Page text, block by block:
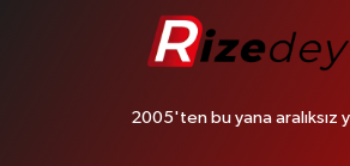
2005'ten bu yana aralıksız